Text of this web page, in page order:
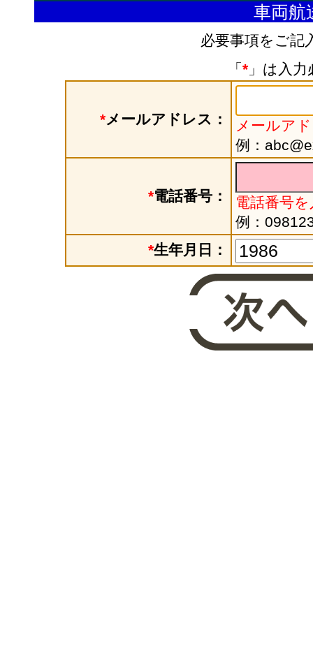
車両航
必要事項をご記
「 *」は入力
*メールアドレス：
メールア
例：
*電話番号：
電話番号
例：
*生年月日：